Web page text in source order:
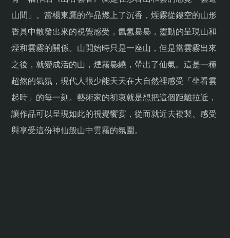
山間」。當楊東鷹的作品燃上了沉香，煙霧從鏤空的山形
香具中散發出來的視覺感受，氤氳裊裊，靈動的呈現山和
煙和雲霧的關係。山開始時只是一座山，但是當雲霧出來
之後，就變成活的山，煙霧裊繞，帶出了仙氣。這是一種
超然的氣氛，現代人很少能天天在大自然裡感受「坐看雲
起時」的每一刻。藝術家的初衷就是想把這個距離拉近，
讓作品可以呈現如此的視覺饗宴，從而就近去複製、感受
與享受這份神仙般山中雲霧的氛圍。